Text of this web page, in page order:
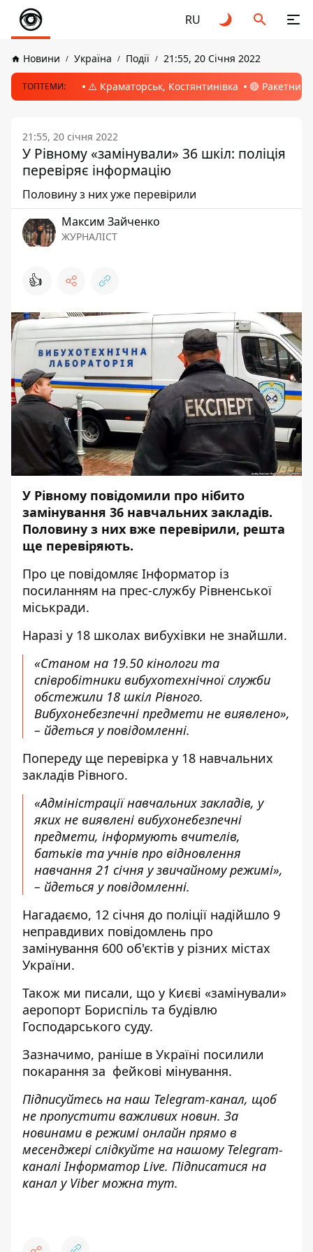
RU
Новини Україна Події 21:55, 20 Січня 2022
ТОПТЕМИ: ⚠️ Краматорськ, Костянтинівка 🔴 Ракетний
21:55, 20 січня 2022
У Рівному «замінували» 36 шкіл: поліція
перевіряє інформацію
Половину з них уже перевірили
Максим Зайченко
ЖУРНАЛІСТ
👍
У Рівному повідомили про нібито
замінування 36 навчальних закладів.
Половину з них вже перевірили, решта
ще перевіряють.
Про це повідомляє Інформатор із
посиланням на прес-службу Рівненської
міськради.
Наразі у 18 школах вибухівки не знайшли.
«Станом на 19.50 кінологи та
співробітники вибухотехнічної служби
обстежили 18 шкіл Рівного.
Вибухонебезпечні предмети не виявлено»,
– йдеться у повідомленні.
Попереду ще перевірка у 18 навчальних
закладів Рівного.
«Адміністрації навчальних закладів, у
яких не виявлені вибухонебезпечні
предмети, інформують вчителів,
батьків та учнів про відновлення
навчання 21 січня у звичайному режимі»,
– йдеться у повідомленні.
Нагадаємо, 12 січня до поліції надійшло 9
неправдивих повідомлень про
замінування 600 об'єктів у різних містах
України.
Також ми писали, що у Києві «замінували»
аеропорт Бориспіль та будівлю
Господарського суду.
Зазначимо, раніше в Україні посилили
покарання за фейкові мінування.
Підписуйтесь на наш Telegram-канал, щоб
не пропустити важливих новин. За
новинами в режимі онлайн прямо в
месенджері слідкуйте на нашому Telegram-
каналіІнформатор Live. Підписатися на
канал у Viber можна тут.